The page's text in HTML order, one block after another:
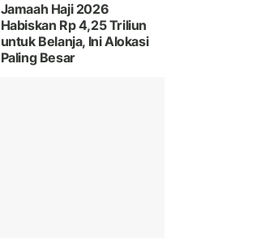
Jamaah Haji 2026
Habiskan Rp 4,25 Triliun
untuk Belanja, Ini Alokasi
Paling Besar